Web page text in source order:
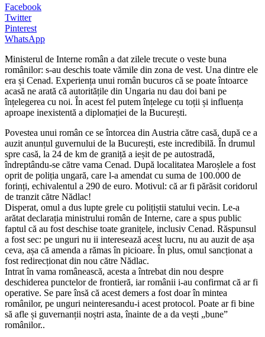
Facebook
Twitter
Pinterest
WhatsApp
Ministerul de Interne român a dat zilele trecute o veste buna
românilor: s-au deschis toate vămile din zona de vest. Una dintre ele
era și Cenad. Experiența unui român bucuros că se poate întoarce
acasă ne arată că autoritățile din Ungaria nu dau doi bani pe
înțelegerea cu noi. În acest fel putem înțelege cu toții și influența
aproape inexistentă a diplomației de la București.
Povestea unui român ce se întorcea din Austria către casă, după ce a
auzit anunțul guvernului de la București, este incredibilă. În drumul
spre casă, la 24 de km de graniță a ieșit de pe autostradă,
îndreptându-se către vama Cenad. După localitatea Maroșlele a fost
oprit de poliția ungară, care l-a amendat cu suma de 100.000 de
forinți, echivalentul a 290 de euro. Motivul: că ar fi părăsit coridorul
de tranzit către Nădlac!
Disperat, omul a dus lupte grele cu polițiștii statului vecin. Le-a
arătat declarația ministrului român de Interne, care a spus public
faptul că au fost deschise toate granițele, inclusiv Cenad. Răspunsul
a fost sec: pe unguri nu ii interesează acest lucru, nu au auzit de așa
ceva, așa că amenda a rămas în picioare. În plus, omul sancționat a
fost redirecționat din nou către Nădlac.
Intrat în vama românească, acesta a întrebat din nou despre
deschiderea punctelor de frontieră, iar românii i-au confirmat că ar fi
operative. Se pare însă că acest demers a fost doar în mintea
românilor, pe unguri neinteresandu-i acest protocol. Poate ar fi bine
să afle și guvernanții noștri asta, înainte de a da vești „bune”
românilor..